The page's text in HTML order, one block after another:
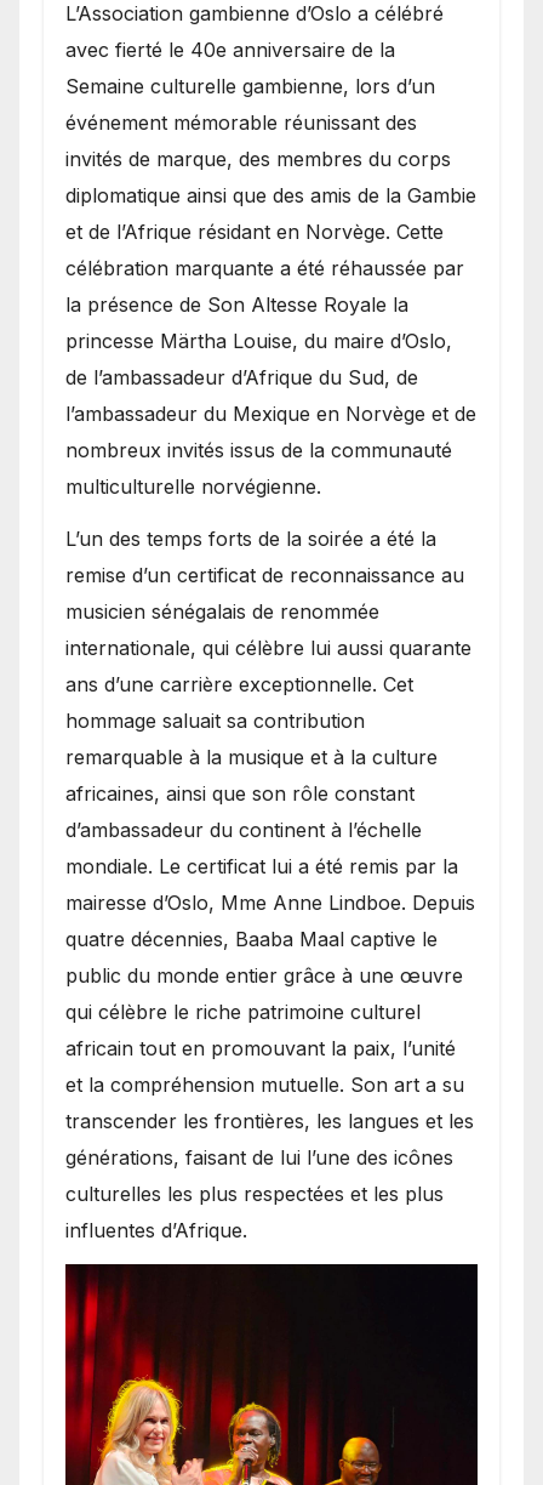
​L’Association gambienne d’Oslo a célébré
avec fierté le 40e anniversaire de la
Semaine culturelle gambienne, lors d’un
événement mémorable réunissant des
invités de marque, des membres du corps
diplomatique ainsi que des amis de la Gambie
et de l’Afrique résidant en Norvège. Cette
célébration marquante a été réhaussée par
la présence de Son Altesse Royale la
princesse Märtha Louise, du maire d’Oslo,
de l’ambassadeur d’Afrique du Sud, de
l’ambassadeur du Mexique en Norvège et de
nombreux invités issus de la communauté
multiculturelle norvégienne.
​L’un des temps forts de la soirée a été la
remise d’un certificat de reconnaissance au
musicien sénégalais de renommée
internationale, qui célèbre lui aussi quarante
ans d’une carrière exceptionnelle. Cet
hommage saluait sa contribution
remarquable à la musique et à la culture
africaines, ainsi que son rôle constant
d’ambassadeur du continent à l’échelle
mondiale. Le certificat lui a été remis par la
mairesse d’Oslo, Mme Anne Lindboe. Depuis
quatre décennies, Baaba Maal captive le
public du monde entier grâce à une œuvre
qui célèbre le riche patrimoine culturel
africain tout en promouvant la paix, l’unité
et la compréhension mutuelle. Son art a su
transcender les frontières, les langues et les
générations, faisant de lui l’une des icônes
culturelles les plus respectées et les plus
influentes d’Afrique.